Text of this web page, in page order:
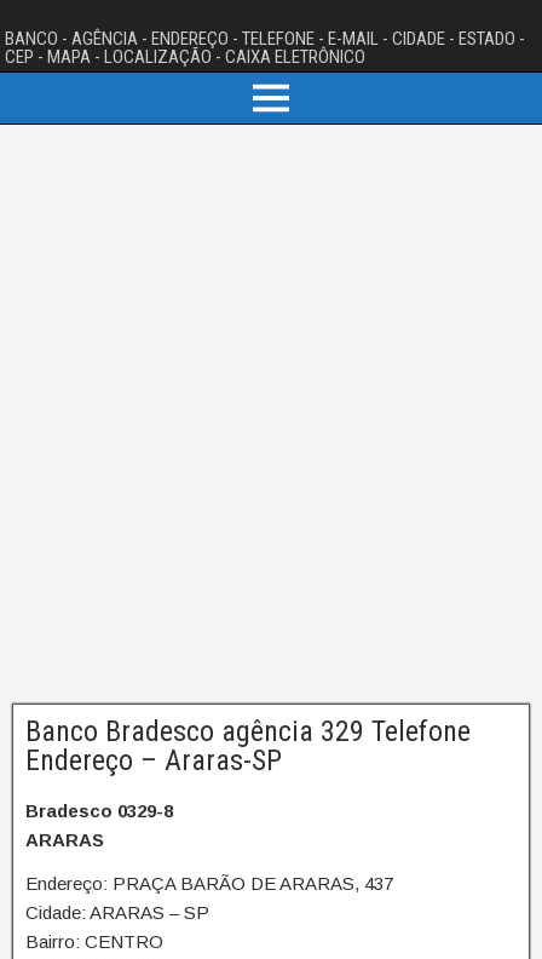
BANCO - AGÊNCIA - ENDEREÇO - TELEFONE - E-MAIL - CIDADE - ESTADO -
CEP - MAPA - LOCALIZAÇÃO - CAIXA ELETRÔNICO
Banco Bradesco agência 329 Telefone
Endereço – Araras-SP
Bradesco 0329-8
ARARAS
Endereço: PRAÇA BARÃO DE ARARAS, 437
Cidade: ARARAS – SP
Bairro: CENTRO